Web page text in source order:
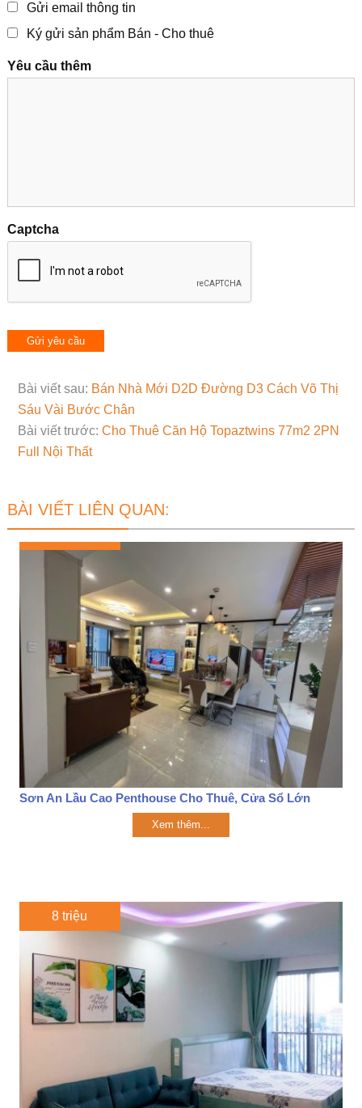
Gửi email thông tin
Ký gửi sản phẩm Bán - Cho thuê
Yêu cầu thêm
Captcha
Bài viết sau: Bán Nhà Mới D2D Đường D3 Cách Võ Thị
Sáu Vài Bước Chân
Bài viết trước: Cho Thuê Căn Hộ Topaztwins 77m2 2PN
Full Nội Thất
BÀI VIẾT LIÊN QUAN:
Sơn An Lầu Cao Penthouse Cho Thuê, Cửa Sổ Lớn
Xem thêm...
8 triệu